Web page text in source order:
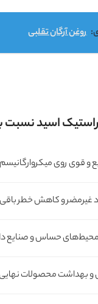
روغن آرگان تقلبی
اسید نسبت
و قوی روی
غیرمضر و کاهش خطر
حساس و صنایع
و بهداشت محصولات